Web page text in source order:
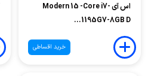
اس آی Modern 15 -Core i7-
1195G7-8GB D...
خرید اقساطی